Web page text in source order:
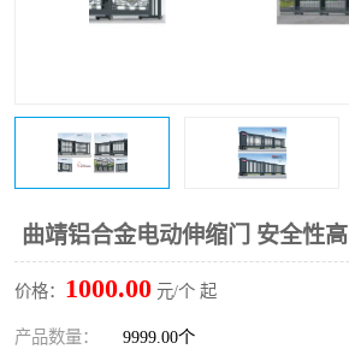
曲靖铝合金电动伸缩门 安全性高
价格： 1000.00 元/个 起
产品数量： 9999.00个